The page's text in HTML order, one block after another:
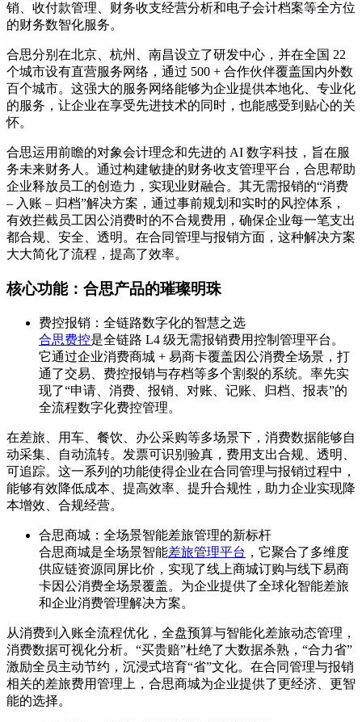
销、收付款管理、财务收支经营分析和电子会计档案等全方位
的财务数智化服务。
合思分别在北京、杭州、南昌设立了研发中心，并在全国 22
个城市设有直营服务网络，通过 500 + 合作伙伴覆盖国内外数
百个城市。这强大的服务网络能够为企业提供本地化、专业化
的服务，让企业在享受先进技术的同时，也能感受到贴心的关
怀。
合思运用前瞻的对象会计理念和先进的 AI 数字科技，旨在服
务未来财务人。通过构建敏捷的财务收支管理平台，合思帮助
企业释放员工的创造力，实现业财融合。其无需报销的“消费
– 入账 – 归档”解决方案，通过事前规划和实时的风控体系，
有效拦截员工因公消费时的不合规费用，确保企业每一笔支出
都合规、安全、透明。在合同管理与报销方面，这种解决方案
大大简化了流程，提高了效率。
核心功能：合思产品的璀璨明珠
费控报销：全链路数字化的智慧之选
合思费控是全链路 L4 级无需报销费用控制管理平台。
它通过企业消费商城 + 易商卡覆盖因公消费全场景，打
通了交易、费控报销与存档等多个割裂的系统。率先实
现了“申请、消费、报销、对账、记账、归档、报表”的
全流程数字化费控管理。
在差旅、用车、餐饮、办公采购等多场景下，消费数据能够自
动采集、自动流转。发票可识别验真，费用支出合规、透明、
可追踪。这一系列的功能使得企业在合同管理与报销过程中，
能够有效降低成本、提高效率、提升合规性，助力企业实现降
本增效、合规经营。
合思商城：全场景智能差旅管理的新标杆
合思商城是全场景智能差旅管理平台 ，它聚合了多维度
供应链资源同屏比价，实现了线上商城订购与线下易商
卡因公消费全场景覆盖。为企业提供了全球化智能差旅
和企业消费管理解决方案。
从消费到入账全流程优化，全盘预算与智能化差旅动态管理，
消费数据可视化分析。“买贵赔”杜绝了大数据杀熟，“合力省”
激励全员主动节约，沉浸式培育“省”文化。在合同管理与报销
相关的差旅费用管理上，合思商城为企业提供了更经济、更智
能的选择。